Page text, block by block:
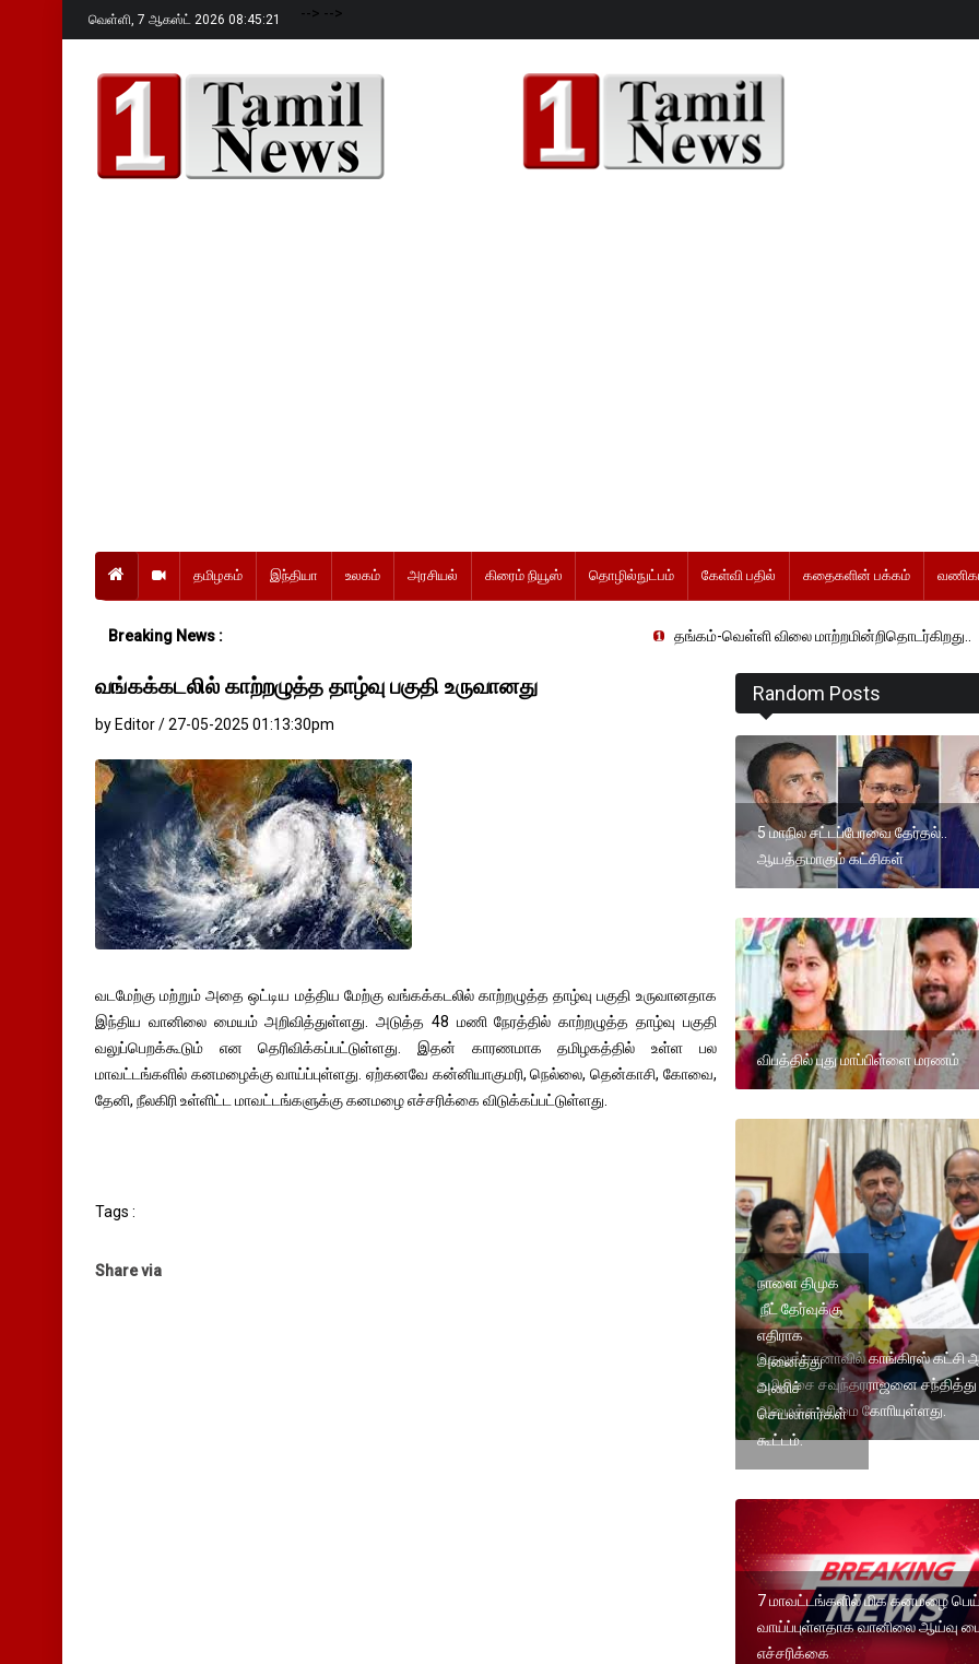
வெள்ளி, 7 ஆகஸ்ட் 2026 08:45:22 --> -->
தமிழகம் இந்தியா உலகம் அரசியல் கிரைம் நியூஸ் தொழில்நுட்பம் கேள்வி பதில் கதைகளின் பக்கம்
Breaking News : தங்கம்-வெள்ளி விலை மாற்றமின்றிதொடர்கிறது..
வங்கக்கடலில் காற்றழுத்த தாழ்வு பகுதி உருவானது
by Editor / 27-05-2025 01:13:30pm
வடமேற்கு மற்றும் அதை ஒட்டிய மத்திய மேற்கு வங்கக்கடலில் காற்றழுத்த தாழ்வு பகுதி உருவானதாக
இந்திய வானிலை மையம் அறிவித்துள்ளது. அடுத்த 48 மணி நேரத்தில் காற்றழுத்த தாழ்வு பகுதி
வலுப்பெறக்கூடும் என தெரிவிக்கப்பட்டுள்ளது. இதன் காரணமாக தமிழகத்தில் உள்ள பல
மாவட்டங்களில் கனமழைக்கு வாய்ப்புள்ளது. ஏற்கனவே கன்னியாகுமரி, நெல்லை, தென்காசி, கோவை,
தேனி, நீலகிரி உள்ளிட்ட மாவட்டங்களுக்கு கனமழை எச்சரிக்கை விடுக்கப்பட்டுள்ளது.
Tags :
Share via
Random Posts
5 மாநில சட்டப்பேரவை தேர்தல்..
ஆயத்தமாகும் கட்சிகள்
விபத்தில் புது மாப்பிள்ளை மரணம்
தெலுங்கானாவில் காங்கிரஸ் கட்சி
தமிழிசை சவுந்தரராஜனை
அமைக்க உரிமை கோாியுள்ளது.
நாளை திமுக
நீட் தேர்வுக்கு
எதிராக
அனைத்து
அணிச்
செயலாளர்கள்
கூட்டம்.
7 மாவட்டங்களில் மிக கனமழை
வாய்ப்புள்ளதாக வானிலை ஆய்வு
எச்சரிக்கை